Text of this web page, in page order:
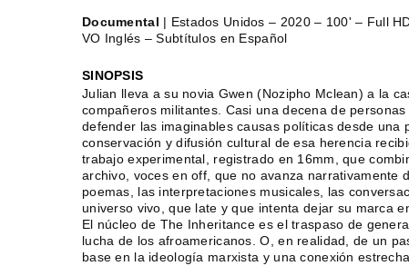
Documental | Estados Unidos – 2020 – 100' – Full
VO Inglés – Subtítulos en Español
SINOPSIS
Julian lleva a su novia Gwen (Nozipho Mclean) a la
compañeros militantes. Casi una decena de
defender las imaginables causas políticas desde
conservación y difusión cultural de esa herencia
trabajo experimental, registrado en 16mm, que
archivo, voces en off, que no avanza narrativamente
poemas, las interpretaciones musicales, las
universo vivo, que late y que intenta dejar su marca
El núcleo de The Inheritance es el traspaso de
lucha de los afroamericanos. O, en realidad, de un
base en la ideología marxista y una conexión